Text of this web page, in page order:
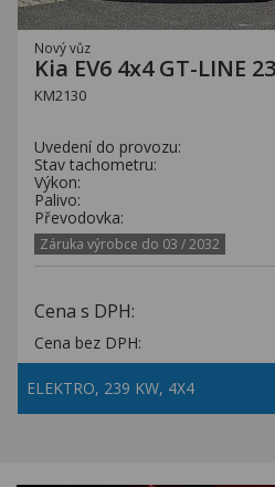
Nový vůz
Kia EV6 4x4 GT-LINE
KM2130
Uvedení do provozu:
Stav tachometru:
Výkon:
Palivo:
Převodovka:
Záruka výrobce do 03 / 2032
Cena s DPH:
Cena bez DPH:
ELEKTRO, 239 KW, 4X4